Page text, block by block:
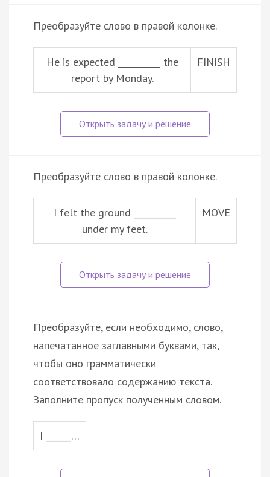
Преобразуйте слово в правой колонке.
He is expected __________ the
report by Monday.
FINISH
Преобразуйте слово в правой колонке.
I felt the ground __________
under my feet.
MOVE
Преобразуйте, если необходимо, слово,
напечатанное заглавными буквами, так,
чтобы оно грамматически
соответствовало содержанию текста.
Заполните пропуск полученным словом.
I ______…